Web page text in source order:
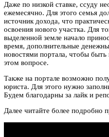
Даже по низкой ставке, ссуду
ежемесячно. Для этого семья
источник дохода, что
освоения нового участка. Для
выделенной земле начало
время, дополнительные
новостями портала, чтобы быть
этом вопросе.
Также на портале возможно
юриста. Для этого нужно
Будем благодарны за лайк и
Далее читайте более подробно